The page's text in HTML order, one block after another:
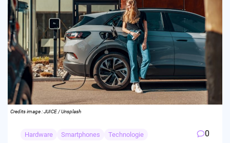
Credits image : JUICE / Unsplash
Hardware Smartphones Technologie 0